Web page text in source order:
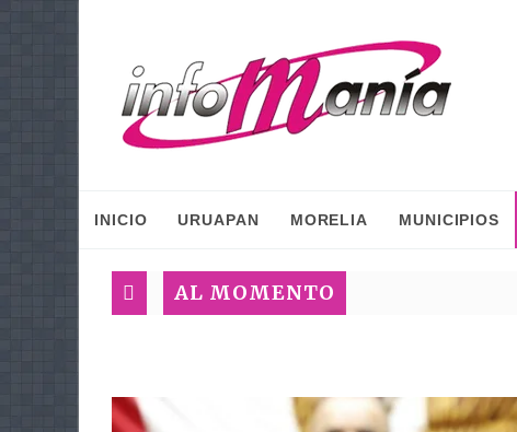
INICIO URUAPAN MORELIA MUNICIPIOS
AL MOMENTO